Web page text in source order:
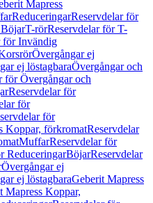
Mapress
ReduceringarReservdelar för
T-rörReservdelar för T-
för Invändig
Övergångar ej
ej löstagbaraÖvergångar och
för Övergångar och
Reservdelar för
för
för
Koppar, förkromatReservdelar
MuffarReservdelar för
ReduceringarBöjarReservdelar
Övergångar ej
ej löstagbaraGeberit Mapress
Mapress Koppar,